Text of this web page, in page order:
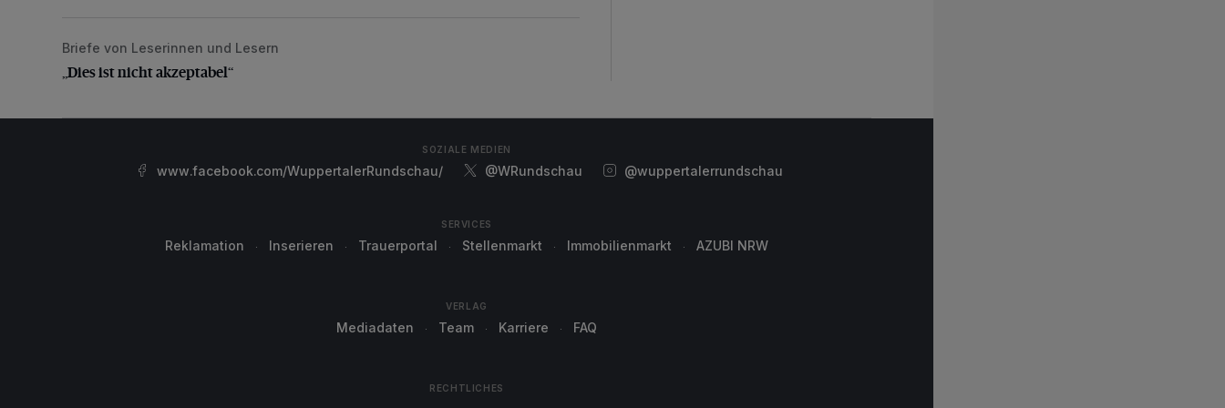
„Dies ist nicht akzeptabel“
Briefe von Leserinnen und Lesern
„Dies ist nicht akzeptabel“
SOZIALE MEDIEN
www.facebook.com/WuppertalerRundschau/ @WRundschau @wuppertalerrundschau
SERVICES
Reklamation Inserieren Trauerportal Stellenmarkt Immobilienmarkt AZUBI NRW
VERLAG
Mediadaten Team Karriere FAQ
RECHTLICHES